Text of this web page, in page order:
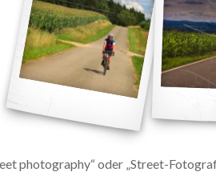
photography“ oder „Street-